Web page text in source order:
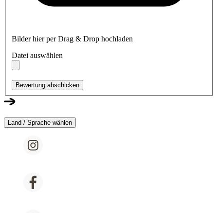
Bilder hier per Drag & Drop hochladen
Datei auswählen
Bewertung abschicken
Land / Sprache wählen